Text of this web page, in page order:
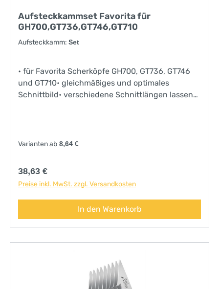
Aufsteckkammset Favorita für
GH700,GT736,GT746,GT710
Aufsteckkamm: Set
• für Favorita Scherköpfe GH700, GT736, GT746
und GT710• gleichmäßiges und optimales
Schnittbild• verschiedene Schnittlängen lassen
einzeln erhältlich!Für Favorita-Modelle älter als
die Aufsteckkämme benutzen zu können!
Varianten ab 8,64 €
Regulärer Preis:
38,63 €
Preise inkl. MwSt. zzgl. Versandkosten
In den Warenkorb